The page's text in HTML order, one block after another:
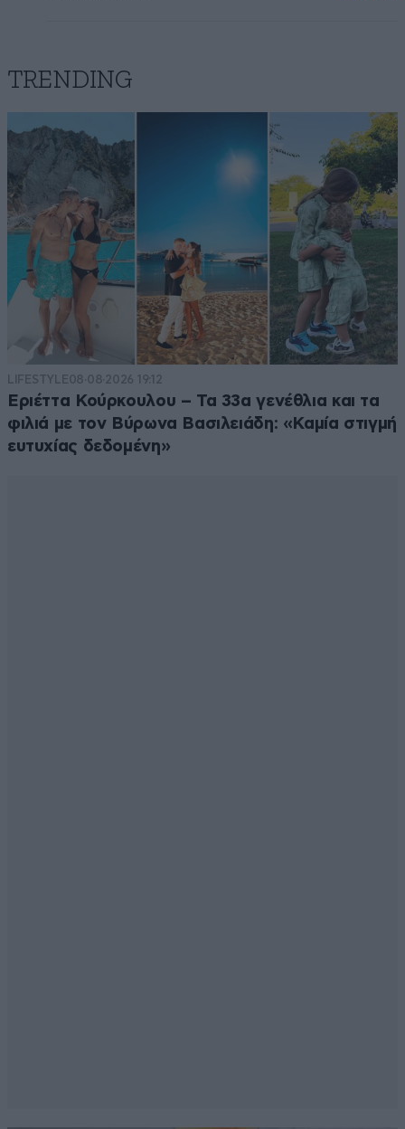
TRENDING
LIFESTYLE08·08·2026 19:12
Εριέττα Κούρκουλου – Τα 33α γενέθλια και τα
φιλιά με τον Βύρωνα Βασιλειάδη: «Καμία στιγμή
ευτυχίας δεδομένη»